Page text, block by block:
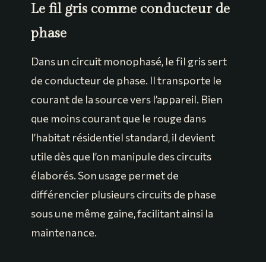
Le fil gris comme conducteur de
phase
Dans un circuit monophasé, le fil gris sert
de conducteur de phase. Il transporte le
courant de la source vers l’appareil. Bien
que moins courant que le rouge dans
l’habitat résidentiel standard, il devient
utile dès que l’on manipule des circuits
élaborés. Son usage permet de
différencier plusieurs circuits de phase
sous une même gaine, facilitant ainsi la
maintenance.